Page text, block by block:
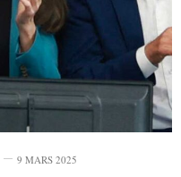
9 MARS 2025